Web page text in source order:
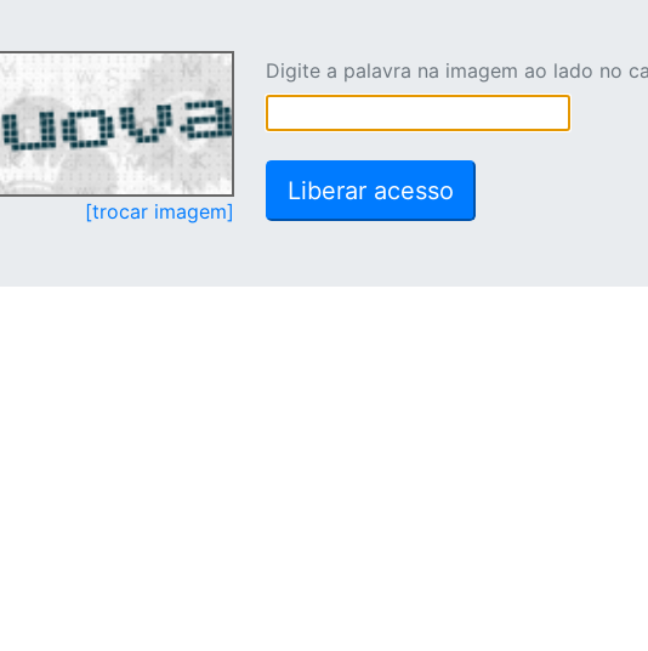
[trocar imagem]
Digite a palavra na imagem ao lado no